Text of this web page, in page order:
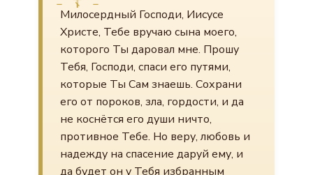
Милосердный Господи, Иисусе
Христе, Тебе вручаю сына моего,
которого Ты даровал мне. Прошу
Тебя, Господи, спаси его путями,
которые Ты Сам знаешь. Сохрани
его от пороков, зла, гордости, и да
не коснётся его души ничто,
противное Тебе. Но веру, любовь и
надежду на спасение даруй ему, и
да будет он у Тебя избранным